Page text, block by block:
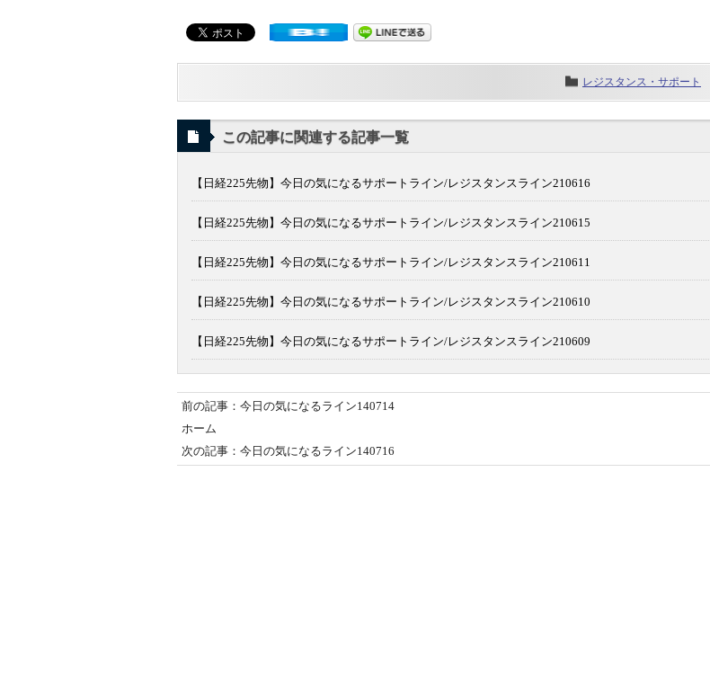
レジスタンス・サポート
この記事に関連する記事一覧
【日経225先物】今日の気になるサポートライン/レジスタンスライン210616
【日経225先物】今日の気になるサポートライン/レジスタンスライン210615
【日経225先物】今日の気になるサポートライン/レジスタンスライン210611
【日経225先物】今日の気になるサポートライン/レジスタンスライン210610
【日経225先物】今日の気になるサポートライン/レジスタンスライン210609
前の記事：今日の気になるライン140714
ホーム
次の記事：今日の気になるライン140716